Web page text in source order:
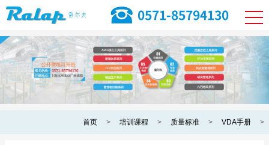
首页 > 培训课程 > 质量标准 > VDA手册 >